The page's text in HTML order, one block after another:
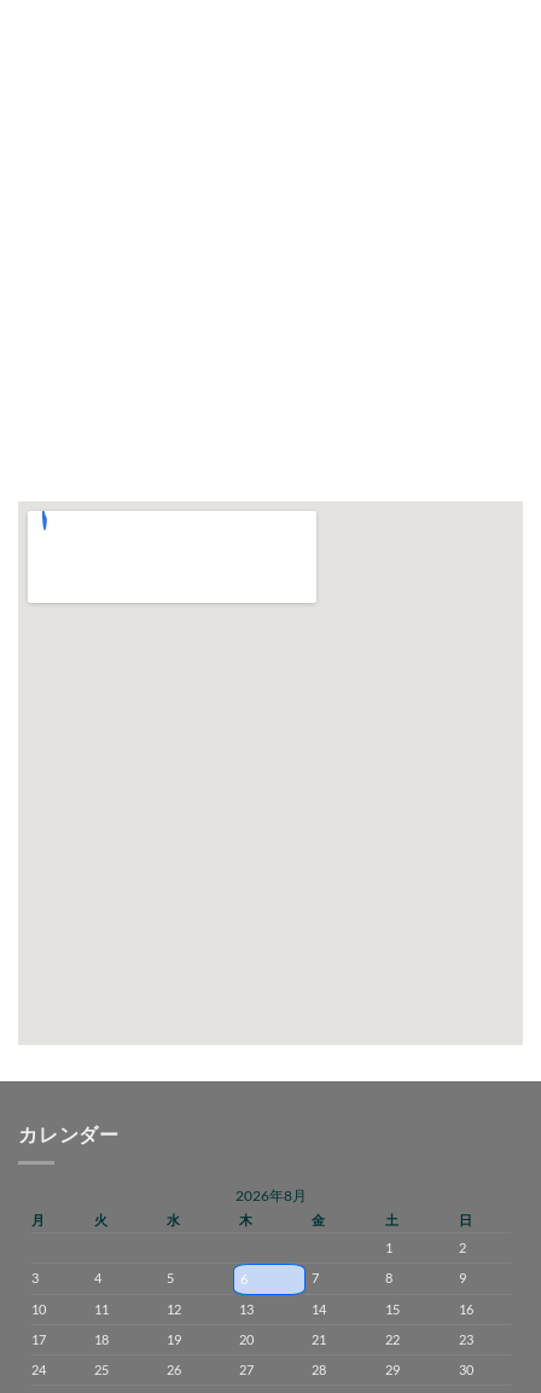
カレンダー
2026年8月
月 火 水 木 金 土
日
1
2
3
4 5 6 7 8
9
10
11 12 13 14 15
16
17
18 19 20 21 22
23
24
25 26 27 28 29
30